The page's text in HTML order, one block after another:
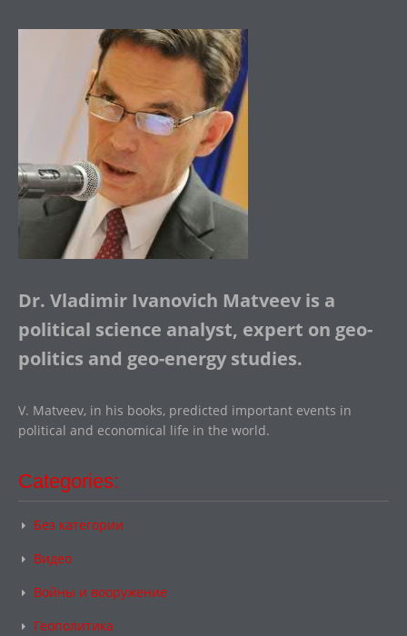
Dr. Vladimir Ivanovich Matveev is a
political science analyst, expert on geo-
politics and geo-energy studies.
V. Matveev, in his books, predicted important events in
political and economical life in the world.
Categories:
Без категории
Видео
Войны и вооружение
Геополитика